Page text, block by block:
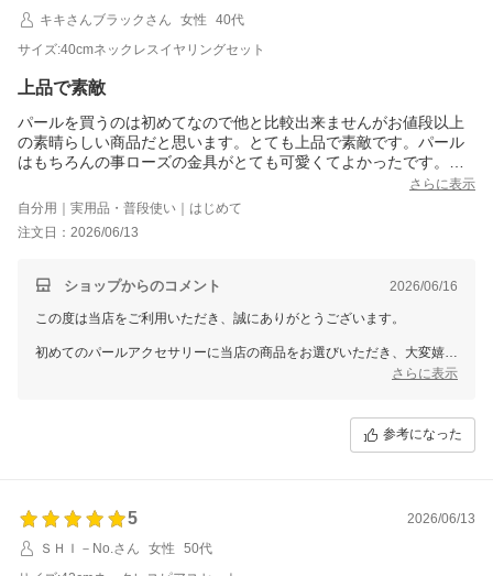
キキさんブラックさん
女性
40代
サイズ:40cmネックレスイヤリングセット
上品で素敵
パールを買うのは初めてなので他と比較出来ませんがお値段以上
の素晴らしい商品だと思います。とても上品で素敵です。パール
はもちろんの事ローズの金具がとても可愛くてよかったです。付
け外しも簡単に出来ました。まだ使う予定はないのですがいざと
いう時にと思って購入しました。イヤリングまでついてこのお値
段買ってよかったです。
さらに表示
自分用｜実用品・普段使い｜はじめて
注文日：2026/06/13
ショップからのコメント 2026/06/16
この度は当店をご利用いただき、誠にありがとうございます。
初めてのパールアクセサリーに当店の商品をお選びいただき、大変嬉し
ネックレスとイヤリングのセットは、いざという時にひとつお持ちいた
ぜひ大切なシーンでご活用いただけますと幸いです。
さらに表示
参考になった
5
2026/06/13
ＳＨＩ－No.さん
女性
50代